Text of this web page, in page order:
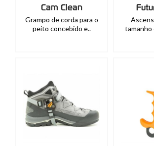
Cam Clean
Grampo de corda para o
peito concebido e..
tamanho